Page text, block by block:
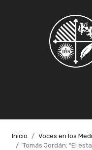
Inicio
Voces en los
Tomás Jordán: “El